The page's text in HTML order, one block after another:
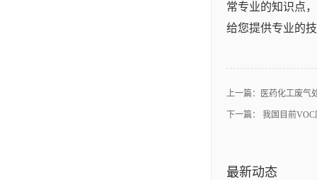
常专业的知识点
给您提供专业的
上一篇： 医药化工废气
下一篇： 我国目前
最新动态